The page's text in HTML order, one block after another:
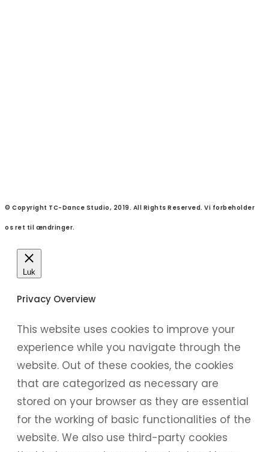
© Copyright TC-Dance Studio, 2019. All Rights Reserved. Vi forbeholder
os ret til ændringer.
Luk
Privacy Overview
This website uses cookies to improve your
experience while you navigate through the
website. Out of these cookies, the cookies
that are categorized as necessary are
stored on your browser as they are essential
for the working of basic functionalities of the
website. We also use third-party cookies